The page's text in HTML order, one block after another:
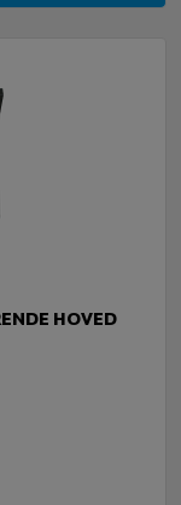
HOVED